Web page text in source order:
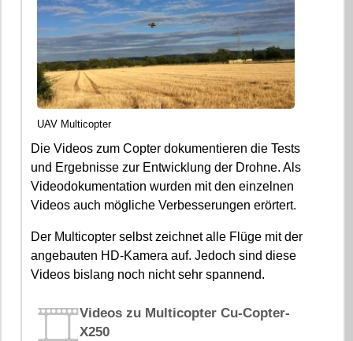
UAV Multicopter
Die Videos zum Copter dokumentieren die Tests
und Ergebnisse zur Entwicklung der Drohne. Als
Videodokumentation wurden mit den einzelnen
Videos auch mögliche Verbesserungen erörtert.
Der Multicopter selbst zeichnet alle Flüge mit der
angebauten HD-Kamera auf. Jedoch sind diese
Videos bislang noch nicht sehr spannend.
Videos zu Multicopter Cu-Copter-
X250